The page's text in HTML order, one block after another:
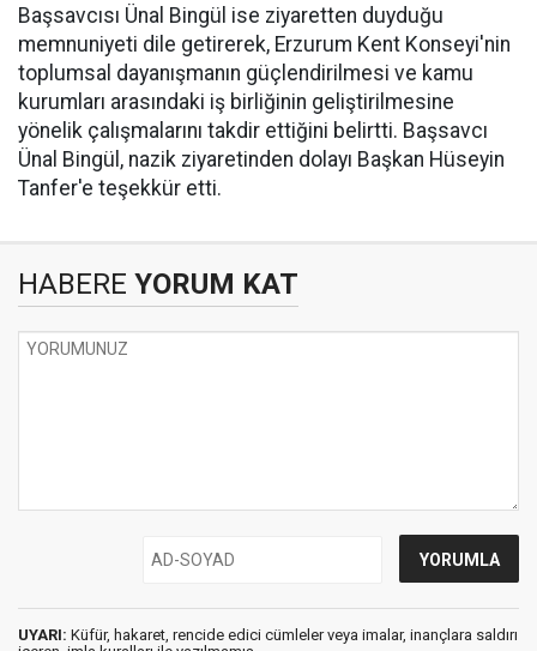
Başsavcısı Ünal Bingül ise ziyaretten duyduğu
memnuniyeti dile getirerek, Erzurum Kent Konseyi'nin
toplumsal dayanışmanın güçlendirilmesi ve kamu
kurumları arasındaki iş birliğinin geliştirilmesine
yönelik çalışmalarını takdir ettiğini belirtti. Başsavcı
Ünal Bingül, nazik ziyaretinden dolayı Başkan Hüseyin
Tanfer'e teşekkür etti.
HABERE YORUM KAT
UYARI: Küfür, hakaret, rencide edici cümleler veya imalar, inançlara saldırı